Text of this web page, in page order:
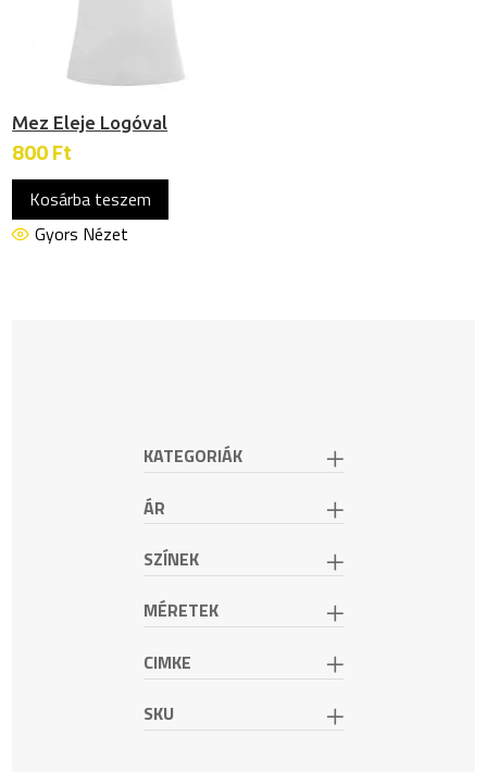
KATEGORIÁK
ÁR
SZÍNEK
MÉRETEK
CIMKE
SKU
Mez Eleje Logóval
800Ft
Kosárba teszem
Gyors Nézet